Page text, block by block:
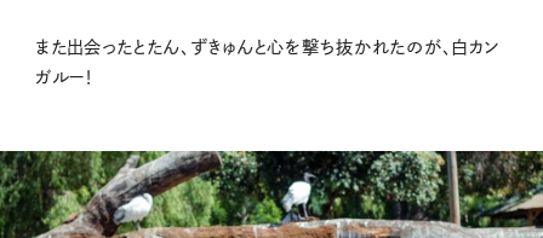
また出会ったとたん、ずきゅんと心を撃ち抜かれたのが、白カン
ガルー！